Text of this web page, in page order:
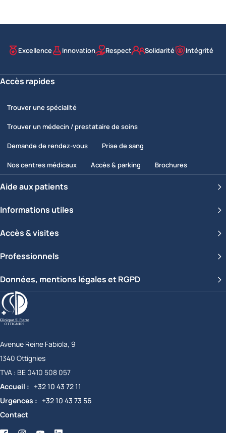
Nos valeurs
Excellence Innovation Respect Solidarité Intégrité
Accès rapides
Trouver une spécialité
Trouver un médecin / prestataire de soins
Demande de rendez-vous Prise de sang
Nos centres médicaux Accès & parking Brochures
Aide aux patients
Informations utiles
Accès & visites
Professionnels
Données, mentions légales et RGPD
Clinique Saint-Pierre Ottignies
Avenue Reine Fabiola, 9
1340 Ottignies
Belgique
TVA : BE 0410 508 057
Accueil
+32 10 43 72 11
Urgences
+32 10 43 73 56
Contact